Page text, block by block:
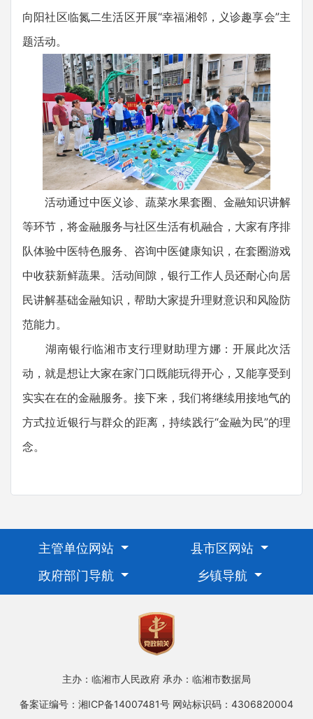
向阳社区临氮二生活区开展“幸福湘邻，义诊趣享会”主
题活动。
活动通过中医义诊、蔬菜水果套圈、金融知识讲解
等环节，将金融服务与社区生活有机融合，大家有序排
队体验中医特色服务、咨询中医健康知识，在套圈游戏
中收获新鲜蔬果。活动间隙，银行工作人员还耐心向居
民讲解基础金融知识，帮助大家提升理财意识和风险防
范能力。
湖南银行临湘市支行理财助理方娜：开展此次活
动，就是想让大家在家门口既能玩得开心，又能享受到
实实在在的金融服务。接下来，我们将继续用接地气的
方式拉近银行与群众的距离，持续践行“金融为民”的理
念。
主管单位网站
县市区网站
政府部门导航
乡镇导航
主办：临湘市人民政府 承办：临湘市数据局
备案证编号：湘ICP备14007481号 网站标识码：4306820004